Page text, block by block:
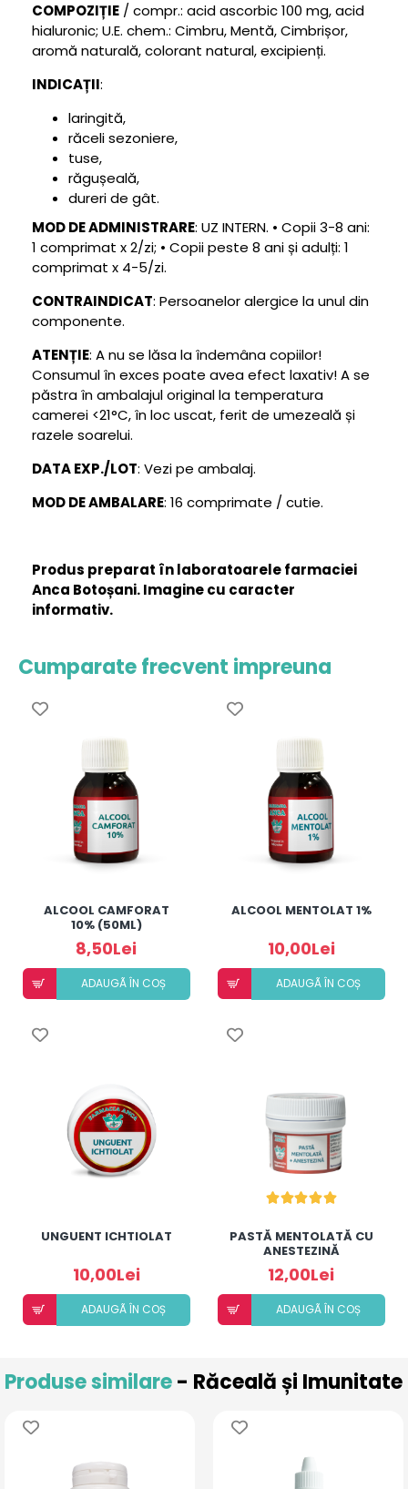
COMPOZIȚIE / compr.: acid ascorbic 100 mg, acid
hialuronic; U.E. chem.: Cimbru, Mentă, Cimbrișor,
aromă naturală, colorant natural, excipienți.
INDICAȚII:
laringită,
răceli sezoniere,
tuse,
răgușeală,
dureri de gât.
MOD DE ADMINISTRARE: UZ INTERN. • Copii 3-8 ani:
1 comprimat x 2/zi; • Copii peste 8 ani și adulți: 1
comprimat x 4-5/zi.
CONTRAINDICAT: Persoanelor alergice la unul din
componente.
ATENȚIE: A nu se lăsa la îndemâna copiilor!
Consumul în exces poate avea efect laxativ! A se
păstra în ambalajul original la temperatura
camerei <21°C, în loc uscat, ferit de umezeală și
razele soarelui.
DATA EXP./LOT: Vezi pe ambalaj.
MOD DE AMBALARE: 16 comprimate / cutie.
Produs preparat în laboratoarele farmaciei
Anca Botoșani. Imagine cu caracter
informativ.
Cumparate frecvent impreuna
ALCOOL CAMFORAT
10% (50ML)
8,50Lei
ADAUGÃ ÎN COȘ
ALCOOL MENTOLAT 1%
10,00Lei
ADAUGÃ ÎN COȘ
UNGUENT ICHTIOLAT
10,00Lei
ADAUGÃ ÎN COȘ
PASTĂ MENTOLATĂ CU
ANESTEZINĂ
12,00Lei
ADAUGÃ ÎN COȘ
Produse similare- Răceală și Imunitate